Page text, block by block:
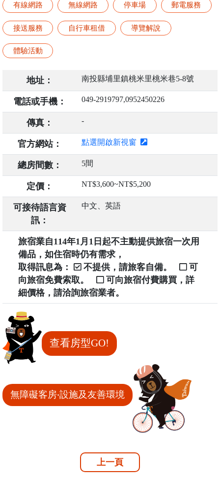
有線網路 無線網路 停車場 郵電服務
接送服務 自行車租借 導覽解說
體驗活動
地址： 南投縣埔里鎮桃米里桃米巷5-8號
電話或手機： 049-2919797,0952450226
傳真： -
官方網站： 點選開啟新視窗
總房間數： 5間
定價： NT$3,600~NT$5,200
可接待語言資
訊：
中文、英語
旅宿業自114年1月1日起不主動提供旅宿一次用
備品，如住宿時仍有需求，
取得訊息為：
不提供，請旅客自備。
可
向旅宿免費索取。
可向旅宿付費購買，詳
細價格，請洽詢旅宿業者。
查看房型GO!
無障礙客房‧設施及友善環境
上一頁